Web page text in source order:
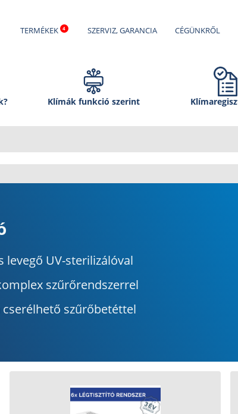
TERMÉKEK SZERVIZ, GARANCIA CÉGÜNKRŐL
Klímák funkció szerint
levegő UV-sterilizálóval
szűrőrendszerrel
cserélhető szűrőbetéttel